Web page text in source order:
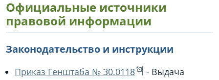
Официальные источники
правовой информации
Законодательство и инструкции
Приказ Генштаба № 30.0118
- Выдача